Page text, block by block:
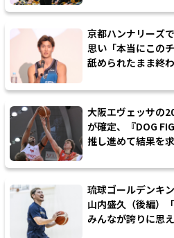
京都ハンナリーズ
思い「本当にこの
舐められたまま終
大阪エヴェッサの
が確定、『DOG
推し進めて結果を
琉球ゴールデンキ
山内盛久（後編）
みんなが誇りに思